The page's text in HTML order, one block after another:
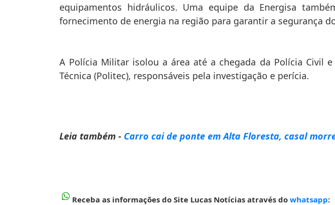
equipamentos hidráulicos. Uma equipe da Energisa
fornecimento de energia na região para garantir a segurança
A Polícia Militar isolou a área até a chegada da Polícia Civil
Técnica (Politec), responsáveis pela investigação e perícia.
Leia também - Carro cai de ponte em Alta Floresta, casal
Receba as informações do Site Lucas Notícias através do whatsapp: